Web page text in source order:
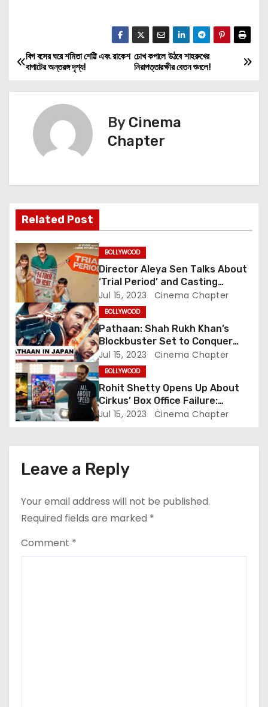
P
o
a
v
i
g
a
t
i
o
n
চোখ কপালে উঠবে শাহরুখের
নিরাপত্তারক্ষীর বেতন শুনলে!
বিগ বসের ঘরে শমিতা শেট্টি এবং রাকেশ
বাপাটের অন্তরঙ্গ দৃশ্য!
By Cinema
Chapter
Related Post
BOLLYWOOD
Director Aleya Sen Talks About
‘Trial Period’ and Casting
Choices for the Unconventional
Family Drama Starring Genelia
Deshmukh
Jul 15, 2023 Cinema Chapter
BOLLYWOOD
Pathaan: Shah Rukh Khan’s
Blockbuster Set to Conquer
Japanese Box Office, Aiming to
Challenge RRR’s Legacy
Jul 15, 2023 Cinema Chapter
BOLLYWOOD
Rohit Shetty Opens Up About
Cirkus’ Box Office Failure:
Embracing Accountability in
Jul 15, 2023 Cinema Chapter
Leave a Reply
Your email address will not be published.
Required fields are marked *
Comment *